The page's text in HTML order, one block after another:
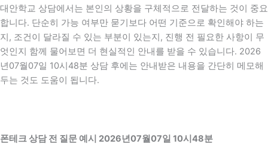
대안학교 상담에서는 본인의 상황을 구체적으로 전달하는 것이 중요
합니다. 단순히 가능 여부만 묻기보다 어떤 기준으로 확인해야 하는
지, 조건이 달라질 수 있는 부분이 있는지, 진행 전 필요한 사항이 무
엇인지 함께 물어보면 더 현실적인 안내를 받을 수 있습니다. 2026
년07월07일 10시48분 상담 후에는 안내받은 내용을 간단히 메모해
두는 것도 도움이 됩니다.
폰테크 상담 전 질문 예시 2026년07월07일 10시48분